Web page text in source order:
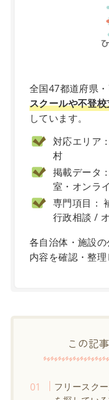
全国47都道府県
スクールや不登
しています。
対応エリア
村
掲載データ：
室・オンラ
専門項目：
行政相談 /
各自治体・施設
内容を確認・整理
この記
フリースク